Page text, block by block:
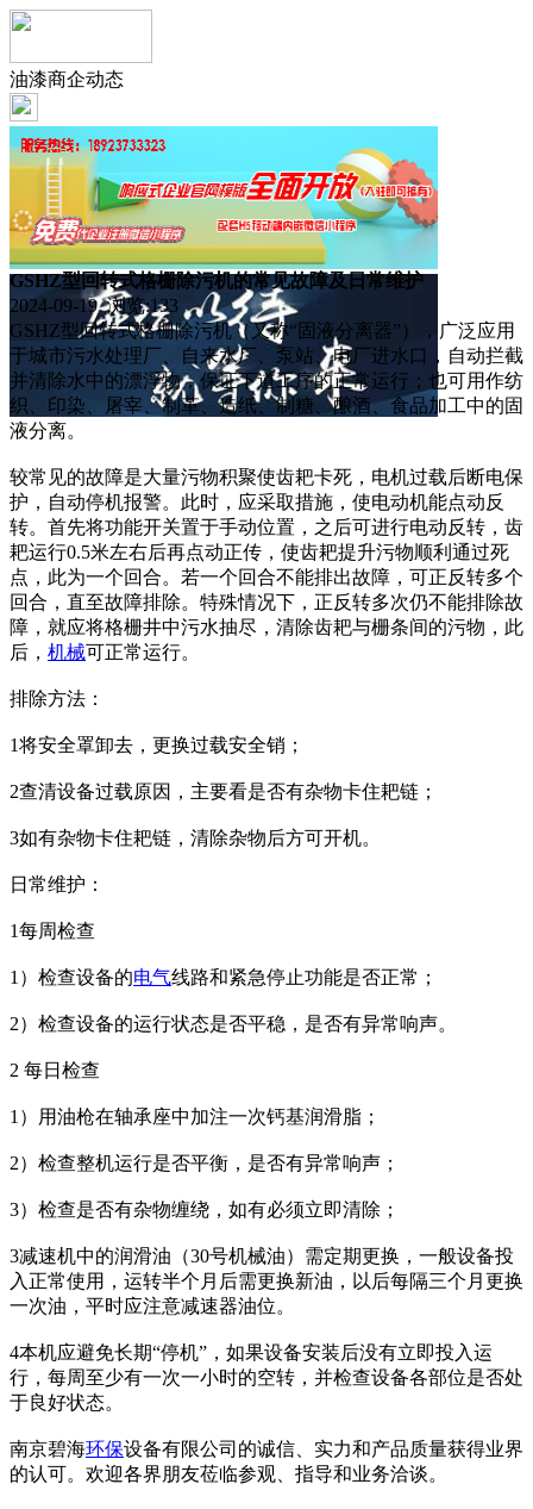
油漆商企动态
GSHZ型回转式格栅除污机的常见故障及日常维护
2024-09-19 浏览:133
GSHZ型回转式格栅除污机（又称“固液分离器”），广泛应用
于城市污水处理厂、自来水厂、泵站、电厂进水口，自动拦截
并清除水中的漂浮物，保证下道工序的正常运行；也可用作纺
织、印染、屠宰、制革、造纸、制糖、酿酒、食品加工中的固
液分离。
较常见的故障是大量污物积聚使齿耙卡死，电机过载后断电保
护，自动停机报警。此时，应采取措施，使电动机能点动反
转。首先将功能开关置于手动位置，之后可进行电动反转，齿
耙运行0.5米左右后再点动正传，使齿耙提升污物顺利通过死
点，此为一个回合。若一个回合不能排出故障，可正反转多个
回合，直至故障排除。特殊情况下，正反转多次仍不能排除故
障，就应将格栅井中污水抽尽，清除齿耙与栅条间的污物，此
后， 机械可正常运行。
排除方法：
1将安全罩卸去，更换过载安全销；
2查清设备过载原因，主要看是否有杂物卡住耙链；
3如有杂物卡住耙链，清除杂物后方可开机。
日常维护：
1每周检查
1）检查设备的电气线路和紧急停止功能是否正常；
2）检查设备的运行状态是否平稳，是否有异常响声。
2 每日检查
1）用油枪在轴承座中加注一次钙基润滑脂；
2）检查整机运行是否平衡，是否有异常响声；
3）检查是否有杂物缠绕，如有必须立即清除；
3减速机中的润滑油（30号机械油）需定期更换，一般设备投
入正常使用，运转半个月后需更换新油，以后每隔三个月更换
一次油，平时应注意减速器油位。
4本机应避免长期“停机”，如果设备安装后没有立即投入运
行，每周至少有一次一小时的空转，并检查设备各部位是否处
于良好状态。
南京碧海环保设备有限公司的诚信、实力和产品质量获得业界
的认可。欢迎各界朋友莅临参观、指导和业务洽谈。